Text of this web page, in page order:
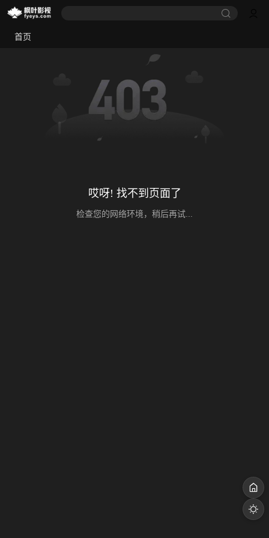
首页
哎呀! 找不到页面了
检查您的网络环境，稍后再试...